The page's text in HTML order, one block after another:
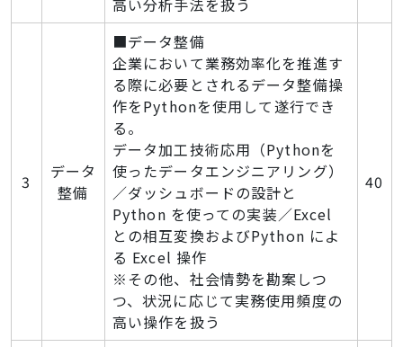
高い分析手法を扱う
3
データ
整備
■データ整備
企業において業務効率化を推進す
る際に必要とされるデータ整備操
作をPythonを使用して遂行でき
る。
データ加工技術応用（Pythonを
使ったデータエンジニアリング）
／ダッシュボードの設計と
Python を使っての実装／Excel
との相互変換およびPython によ
る Excel 操作
※その他、社会情勢を勘案しつ
つ、状況に応じて実務使用頻度の
高い操作を扱う
40